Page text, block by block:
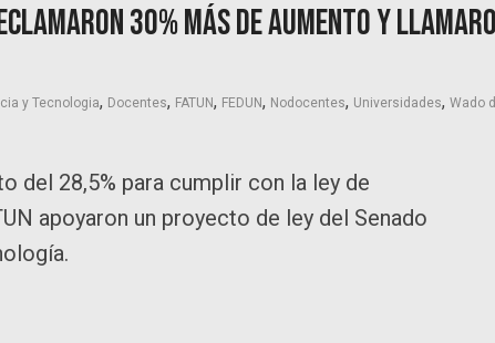
30% más de aumento y
y Tecnologia, Docentes, FATUN, FEDUN, Nodocentes, Universidades, Wado
del 28,5% para cumplir con la ley de
apoyaron un proyecto de ley del Senado